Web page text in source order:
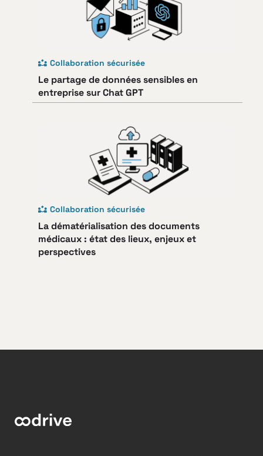
Collaboration sécurisée
Le partage de données sensibles en
entreprise sur Chat GPT
Collaboration sécurisée
La dématérialisation des documents
médicaux : état des lieux, enjeux et
perspectives